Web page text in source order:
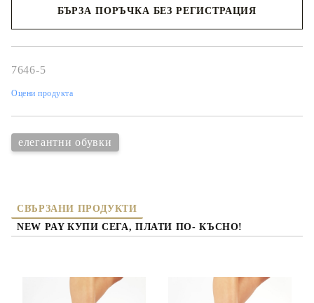
БЪРЗА ПОРЪЧКА БЕЗ РЕГИСТРАЦИЯ
Съгласен съм сполитиката за личните данни
7646-5
Оцени продукта
елегантни обувки
СВЪРЗАНИ ПРОДУКТИ
NEW PAY КУПИ СЕГА, ПЛАТИ ПО- КЪСНО!